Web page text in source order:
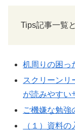
Tips記事一覧
机周りの困っ
スクリーンリ
が読みやすい
ご機嫌な勉強
（１）資料の